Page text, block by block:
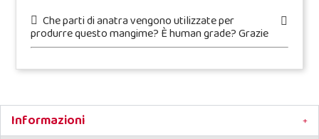
Che parti di anatra vengono utilizzate per
produrre questo mangime? È human grade? Grazie
Informazioni